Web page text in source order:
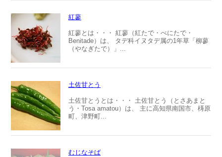
紅蓼
紅蓼とは・・・ 紅蓼（紅たで・べにたで・
Benitade）は、 タデ科イヌタデ属の1年草「柳蓼
（やなぎたで）」...
土佐甘とう
土佐甘とうとは・・・ 土佐甘とう（とさあまと
う・Tosa amatou）は、 主に高知県南国市、梼原
町、津野町...
むじなそば